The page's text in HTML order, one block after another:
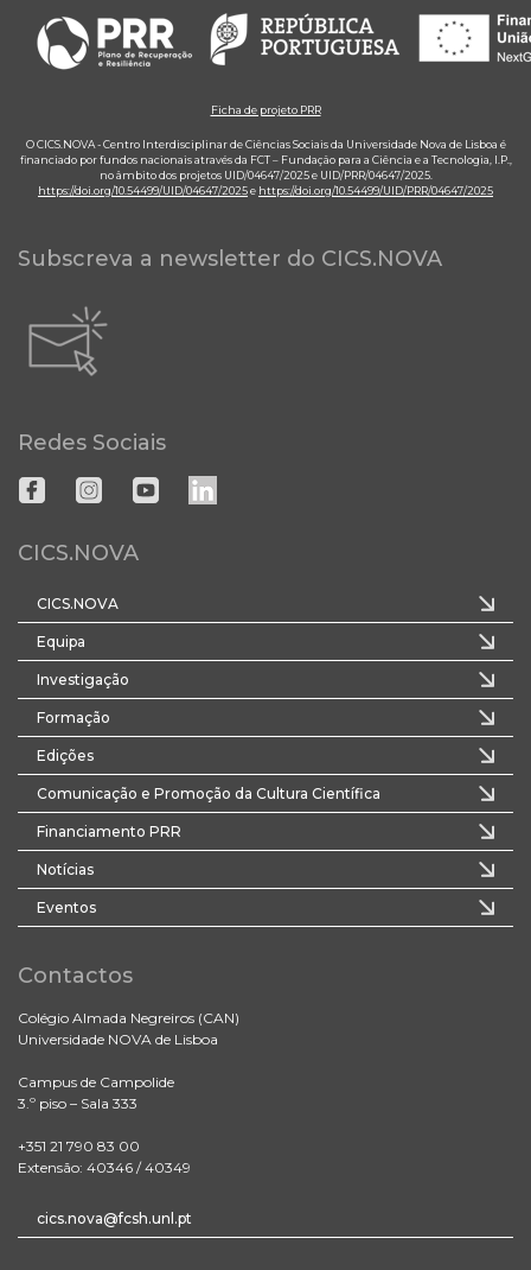
Ficha de projeto PRR
O CICS.NOVA - Centro Interdisciplinar de Ciências Sociais da Universidade Nova de Lisboa é
financiado por fundos nacionais através da FCT – Fundação para a Ciência e a Tecnologia, I.P.,
no âmbito dos projetos UID/04647/2025 e UID/PRR/04647/2025.
https://doi.org/10.54499/UID/04647/2025e https://doi.org/10.54499/UID/PRR/04647/2025
Subscreva a newsletter do CICS.NOVA
Redes Sociais
CICS.NOVA
CICS.NOVA
Equipa
Investigação
Formação
Edições
Comunicação e Promoção da Cultura Científica
Financiamento PRR
Notícias
Eventos
Contactos
Colégio Almada Negreiros (CAN)
Universidade NOVA de Lisboa
Campus de Campolide
3.º piso – Sala 333
+351 21 790 83 00
Extensão: 40346 / 40349
cics.nova@fcsh.unl.pt